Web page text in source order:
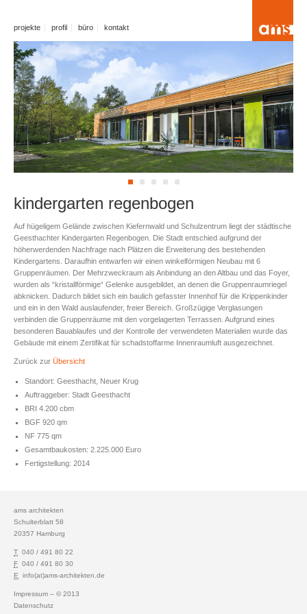
projekte profil büro kontakt
kindergarten regenbogen
Auf hügeligem Gelände zwischen Kiefernwald und Schulzentrum liegt der städtische
Geesthachter Kindergarten Regenbogen. Die Stadt entschied aufgrund der
höherwerdenden Nachfrage nach Plätzen die Erweiterung des bestehenden
Kindergartens. Daraufhin entwarfen wir einen winkelförmigen Neubau mit 6
Gruppenräumen. Der Mehrzweckraum als Anbindung an den Altbau und das Foyer,
wurden als “kristallförmige“ Gelenke ausgebildet, an denen die Gruppenraumriegel
abknicken. Dadurch bildet sich ein baulich gefasster Innenhof für die Krippenkinder
und ein in den Wald auslaufender, freier Bereich. Großzügige Verglasungen
verbinden die Gruppenräume mit den vorgelagerten Terrassen. Aufgrund eines
besonderen Bauablaufes und der Kontrolle der verwendeten Materialien wurde das
Gebäude mit einem Zertifikat für schadstoffarme Innenraumluft ausgezeichnet.
Zurück zur Übersicht
Standort: Geesthacht, Neuer Krug
Auftraggeber: Stadt Geesthacht
BRI 4.200 cbm
BGF 920 qm
NF 775 qm
Gesamtbaukosten: 2.225.000 Euro
Fertigstellung: 2014
ams architekten
Schulterblatt 58
20357 Hamburg
T 040 / 491 80 22
F 040 / 491 80 30
E info(at)ams-architekten.de
Impressum – © 2013
Datenschutz